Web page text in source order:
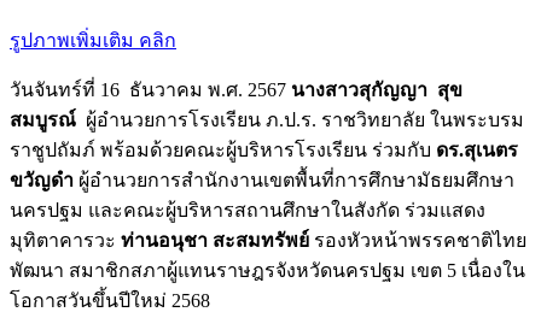
รูปภาพเพิ่มเติม คลิก
วันจันทร์ที่ 16 ธันวาคม พ.ศ. 2567 นางสาวสุกัญญา สุข
สมบูรณ์ ผู้อำนวยการโรงเรียน ภ.ป.ร. ราชวิทยาลัย ในพระบรม
ราชูปถัมภ์ พร้อมด้วยคณะผู้บริหารโรงเรียน ร่วมกับ ดร.สุเนตร
ขวัญดำ ผู้อำนวยการสำนักงานเขตพื้นที่การศึกษามัธยมศึกษา
นครปฐม และคณะผู้บริหารสถานศึกษาในสังกัด ร่วมแสดง
มุทิตาคารวะ ท่านอนุชา สะสมทรัพย์ รองหัวหน้าพรรคชาติไทย
พัฒนา สมาชิกสภาผู้แทนราษฎรจังหวัดนครปฐม เขต 5 เนื่องใน
โอกาสวันขึ้นปีใหม่ 2568